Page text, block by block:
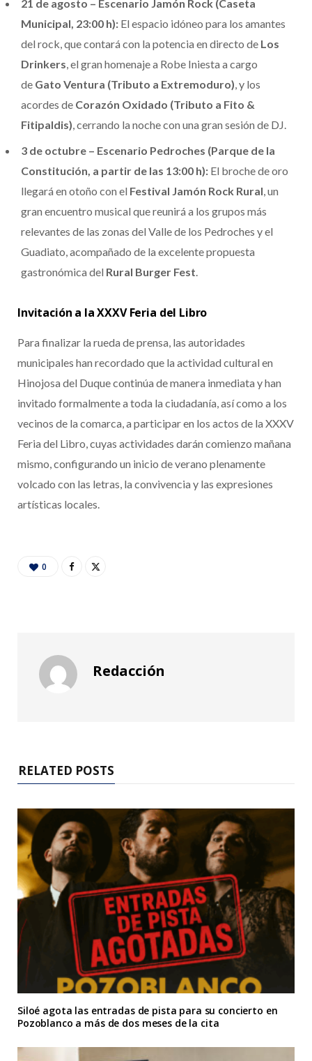
21 de agosto – Escenario Jamón Rock (Caseta
Municipal, 23:00 h): El espacio idóneo para los amantes
del rock, que contará con la potencia en directo de Los
Drinkers , el gran homenaje a Robe Iniesta a cargo
de Gato Ventura (Tributo a Extremoduro) , y los
acordes de Corazón Oxidado (Tributo a Fito &
Fitipaldis) , cerrando la noche con una gran sesión de DJ.
3 de octubre – Escenario Pedroches (Parque de la
Constitución, a partir de las 13:00 h): El broche de oro
llegará en otoño con el Festival Jamón Rock Rural , un
gran encuentro musical que reunirá a los grupos más
relevantes de las zonas del Valle de los Pedroches y el
Guadiato, acompañado de la excelente propuesta
gastronómica del Rural Burger Fest
Invitación a la XXXV Feria del Libro
Para finalizar la rueda de prensa, las autoridades
municipales han recordado que la actividad cultural en
Hinojosa del Duque continúa de manera inmediata y han
invitado formalmente a toda la ciudadanía, así como a los
vecinos de la comarca, a participar en los actos de la XXXV
Feria del Libro, cuyas actividades darán comienzo mañana
mismo, configurando un inicio de verano plenamente
volcado con las letras, la convivencia y las expresiones
artísticas locales.
0
Redacción
RELATED POSTS
Siloé agota las entradas de pista para su concierto en
Pozoblanco a más de dos meses de la cita